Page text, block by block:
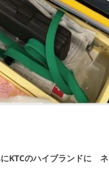
KTCのハイブランドに